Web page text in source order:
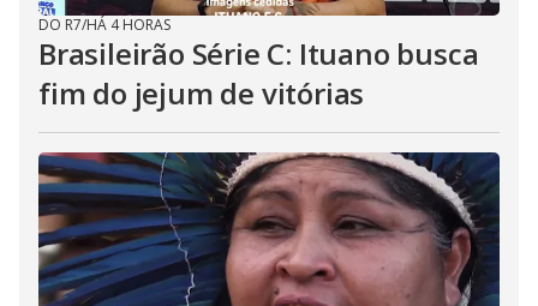
DO R7/HÁ 4 HORAS
Brasileirão Série C: Ituano busca
fim do jejum de vitórias